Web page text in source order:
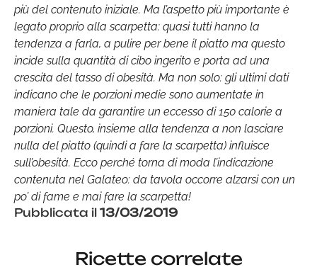
più del contenuto iniziale. Ma l’aspetto più importante è
legato proprio alla scarpetta: quasi tutti hanno la
tendenza a farla, a pulire per bene il piatto ma questo
incide sulla quantità di cibo ingerito e porta ad una
crescita del tasso di obesità. Ma non solo: gli ultimi dati
indicano che le porzioni medie sono aumentate in
maniera tale da garantire un eccesso di 150 calorie a
porzioni. Questo, insieme alla tendenza a non lasciare
nulla del piatto (quindi a fare la scarpetta) influisce
sull’obesità. Ecco perché torna di moda l’indicazione
contenuta nel Galateo: da tavola occorre alzarsi con un
po’ di fame e mai fare la scarpetta!
Pubblicata il 13/03/2019
Ricette correlate